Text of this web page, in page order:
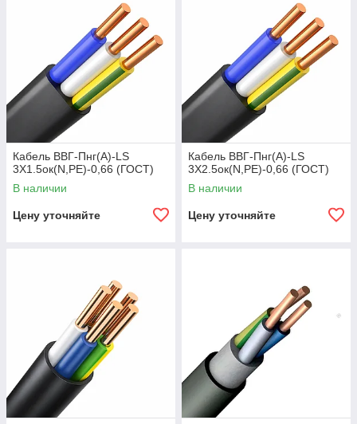
Кабель ВВГ-Пнг(А)-LS
3Х1.5ок(N,РЕ)-0,66 (ГОСТ)
В наличии
Цену уточняйте
Кабель ВВГ-Пнг(А)-LS
3Х2.5ок(N,РЕ)-0,66 (ГОСТ)
В наличии
Цену уточняйте